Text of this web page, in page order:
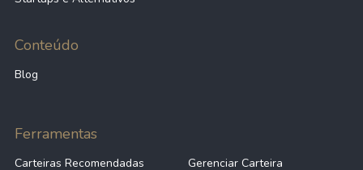
Conteúdo
Blog
Ferramentas
Carteiras Recomendadas
Gerenciar Carteira